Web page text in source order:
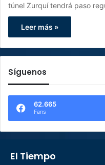
túnel Zurquí tendrá paso
Leer más »
Síguenos
62.665
Fans
El Tiempo